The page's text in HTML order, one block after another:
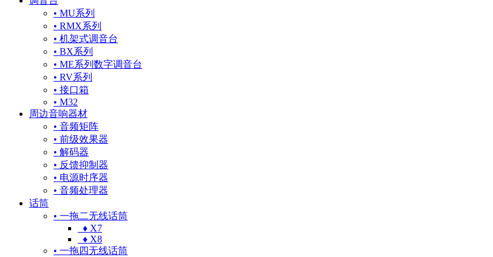
• MU系列
• RMX系列
• 机架式调音台
• BX系列
• ME系列数字调音台
• RV系列
• 接口箱
• M32
周边音响器材
• 音频矩阵
• 前级效果器
• 解码器
• 反馈抑制器
• 电源时序器
• 音频处理器
话筒
• 一拖二无线话筒
♦ X7
♦ X8
• 一拖四无线话筒